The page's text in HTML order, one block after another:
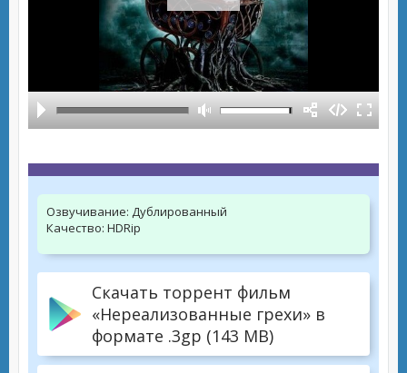
Озвучивание: Дублированный
Качество: HDRip
Скачать торрент фильм
«Нереализованные грехи» в
формате .3gp (143 MB)